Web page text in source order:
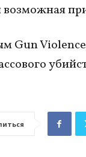
Gun Violence